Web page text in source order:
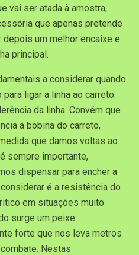
vai ser atada à amostra,
que apenas pretende
um melhor encaixe e
principal.
a considerar quando
ligar a linha ao carreto.
da linha. Convém que
á bobina do carreto,
que damos voltas ao
sempre importante,
dispensar para encher a
é a resistência do
em situações muito
surge um peixe
forte que nos leva metros
Nestas